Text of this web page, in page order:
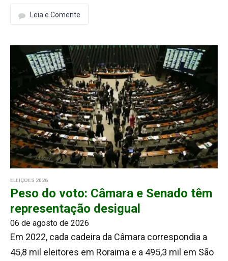
Leia e Comente
ELEIÇÕES 2026
Peso do voto: Câmara e Senado têm
representação desigual
06 de agosto de 2026
Em 2022, cada cadeira da Câmara correspondia a
45,8 mil eleitores em Roraima e a 495,3 mil em São